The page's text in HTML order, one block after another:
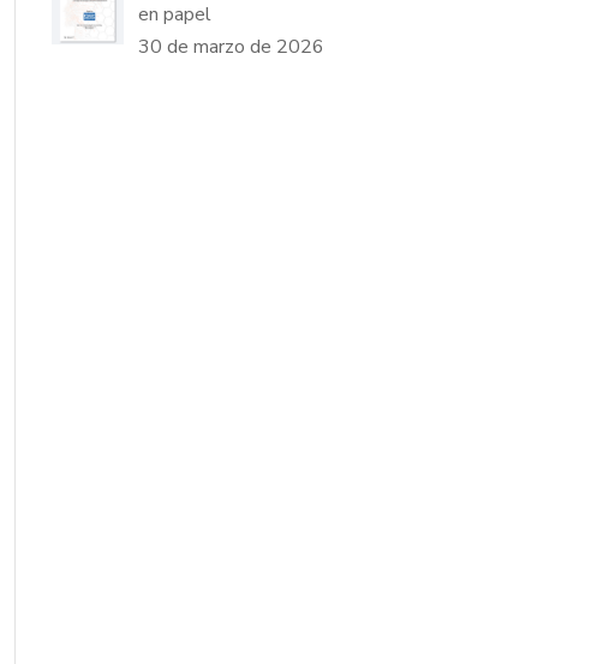
en papel
30 de marzo de 2026